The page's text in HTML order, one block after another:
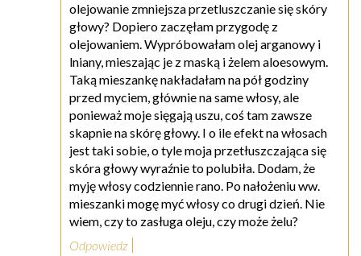
olejowanie zmniejsza przetluszczanie się skóry
głowy? Dopiero zaczęłam przygodę z
olejowaniem. Wypróbowałam olej arganowy i
lniany, mieszając je z maską i żelem aloesowym.
Taką mieszankę nakładałam na pół godziny
przed myciem, głównie na same włosy, ale
ponieważ moje sięgają uszu, coś tam zawsze
skapnie na skórę głowy. I o ile efekt na włosach
jest taki sobie, o tyle moja przetłuszczająca się
skóra głowy wyraźnie to polubiła. Dodam, że
myję włosy codziennie rano. Po nałożeniu ww.
mieszanki mogę myć włosy co drugi dzień. Nie
wiem, czy to zasługa oleju, czy może żelu?
Odpowiedz